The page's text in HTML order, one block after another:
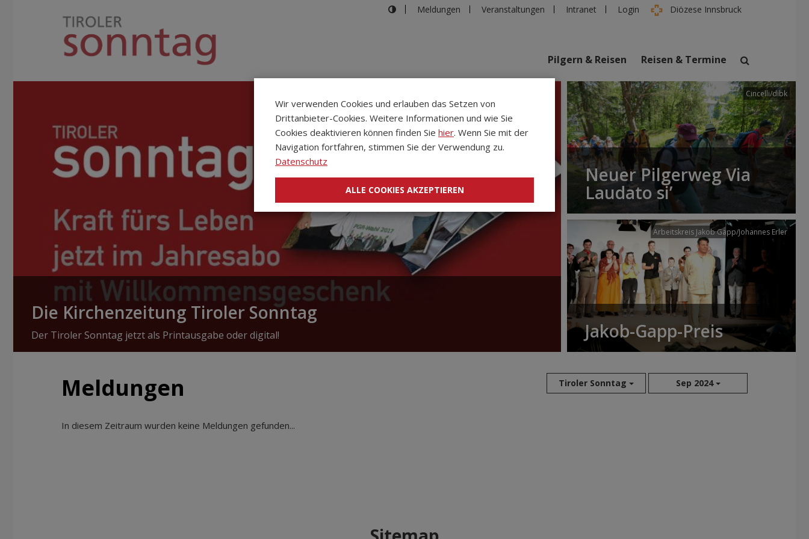
Meldungen Veranstaltungen Intranet Login Diözese Innsbruck
suchen
Veranstaltungen Personen
Pilgern & Reisen Reisen & Termine
Die Kirchenzeitung Tiroler Sonntag
Der Tiroler Sonntag jetzt als Printausgabe oder digital!
Cincelli/dibk
Neuer Pilgerweg Via
Laudato si’
Arbeitskreis Jakob Gapp/Johannes Erler
Jakob-Gapp-Preis
Meldungen Tiroler Sonntag Sep 2024
In diesem Zeitraum wurden keine Meldungen gefunden...
Wir verwenden Cookies und erlauben das Setzen von
Drittanbieter-Cookies. Weitere Informationen und wie Sie
Cookies deaktivieren können finden Sie hier. Wenn Sie mit der
Navigation fortfahren, stimmen Sie der Verwendung zu.
Datenschutz
ALLE COOKIES AKZEPTIEREN